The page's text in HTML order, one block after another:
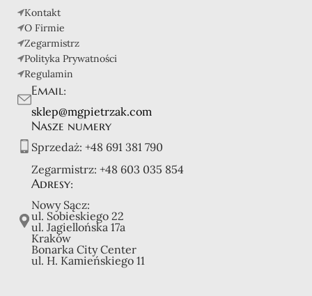
Kontakt
O Firmie
Zegarmistrz
Polityka Prywatności
Regulamin
Email:
sklep@mgpietrzak.com
Nasze numery
Sprzedaż: +48 691 381 790
Zegarmistrz: +48 603 035 854
Adresy:
Nowy Sącz:
ul. Sobieskiego 22
ul. Jagiellońska 17a
Kraków
Bonarka City Center
ul. H. Kamieńskiego 11